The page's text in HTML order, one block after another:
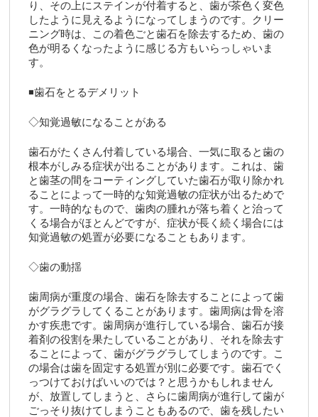
り、その上にステインが付着すると、歯が茶色く変色
したように見えるようになってしまうのです。クリー
ニング時は、この着色ごと歯石を除去するため、歯の
色が明るくなったように感じる方もいらっしゃいま
す。
◾️歯石をとるデメリット
◇知覚過敏になることがある
歯石がたくさん付着している場合、一気に取ると歯の
根本がしみる症状が出ることがあります。これは、歯
と歯茎の間をコーティングしていた歯石が取り除かれ
ることによって一時的な知覚過敏の症状が出るためで
す。一時的なもので、歯肉の腫れが落ち着くと治って
くる場合がほとんどですが、症状が長く続く場合には
知覚過敏の処置が必要になることもあります。
◇歯の動揺
歯周病が重度の場合、歯石を除去することによって歯
がグラグラしてくることがあります。歯周病は骨を溶
かす疾患です。歯周病が進行している場合、歯石が接
着剤の役割を果たしていることがあり、それを除去す
ることによって、歯がグラグラしてしまうのです。こ
の場合は歯を固定する処置が別に必要です。歯石でく
っつけておけばいいのでは？と思うかもしれません
が、放置してしまうと、さらに歯周病が進行して歯が
ごっそり抜けてしまうこともあるので、歯を残したい